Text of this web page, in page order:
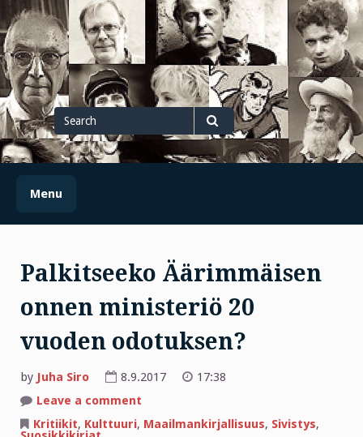
Skip
to
content
Search
for
Search
Menu
Palkitseeko Äärimmäisen
onnen ministeriö 20
vuoden odotuksen?
by Juha Siro 8.9.2017
17:38
Leave a comment
Äärimmäisen
Kritiikit, Kulttuuri, Maailmankirjallisuus, Sivistys,